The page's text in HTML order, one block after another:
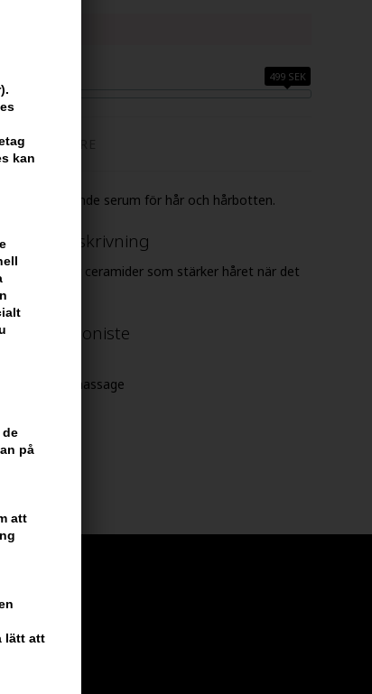
kan
de
på
att
lätt att
konto
FRAKT 499 SEK
TILLVERKARE
ett förstärkande serum för hår och hårbotten.
beskrivning
innehåller ceramider som stärker håret när det
Extentioniste
med hårmassage